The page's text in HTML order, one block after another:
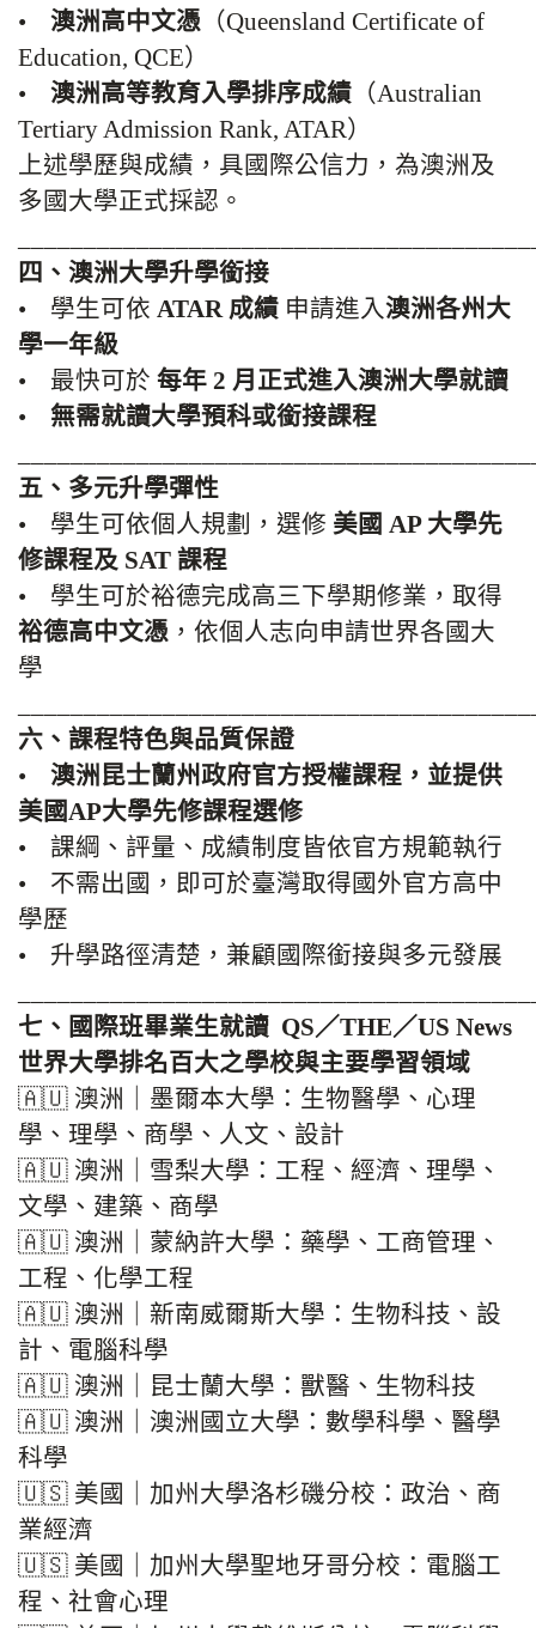
• 澳洲高中文憑 （Queensland Certificate of
Education, QCE）
• 澳洲高等教育入學排序成績 （Australian
Tertiary Admission Rank, ATAR）
上述學歷與成績，具國際公信力，為澳洲及
多國大學正式採認。
四、澳洲大學升學銜接
• 學生可依 ATAR 成績 申請進入澳洲各州大
學一年級
• 最快可於 每年 2 月正式進入澳洲大學就讀
• 無需就讀大學預科或銜接課程
五、多元升學彈性
• 學生可依個人規劃，選修 美國 AP 大學先
修課程及 SAT 課程
• 學生可於裕德完成高三下學期修業，取得
裕德高中文憑 ，依個人志向申請世界各國大
學
六、課程特色與品質保證
• 澳洲昆士蘭州政府官方授權課程，並提供
美國AP大學先修課程選修
• 課綱、評量、成績制度皆依官方規範執行
• 不需出國，即可於臺灣取得國外官方高中
學歷
• 升學路徑清楚，兼顧國際銜接與多元發展
七、國際班畢業生就讀 QS／THE／US News
世界大學排名百大之學校與主要學習領域
🇦🇺 澳洲｜墨爾本大學：生物醫學、心理
學、理學、商學、人文、設計
🇦🇺 澳洲｜雪梨大學：工程、經濟、理學、
文學、建築、商學
🇦🇺 澳洲｜蒙納許大學：藥學、工商管理、
工程、化學工程
🇦🇺 澳洲｜新南威爾斯大學：生物科技、設
計、電腦科學
🇦🇺 澳洲｜昆士蘭大學：獸醫、生物科技
🇦🇺 澳洲｜澳洲國立大學：數學科學、醫學
科學
🇺🇸 美國｜加州大學洛杉磯分校：政治、商
業經濟
🇺🇸 美國｜加州大學聖地牙哥分校：電腦工
程、社會心理